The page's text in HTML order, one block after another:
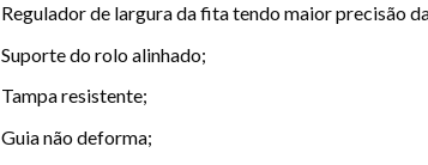
Regulador de largura da fita tendo maior precisão
Suporte do rolo alinhado;
Tampa resistente;
Guia não deforma;